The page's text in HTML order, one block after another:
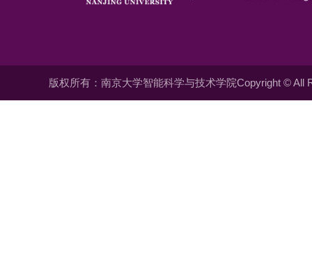
版权所有：南京大学智能科学与技术学院Copyright © All